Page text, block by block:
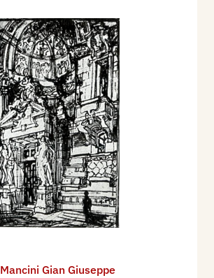
Mancini Gian Giuseppe